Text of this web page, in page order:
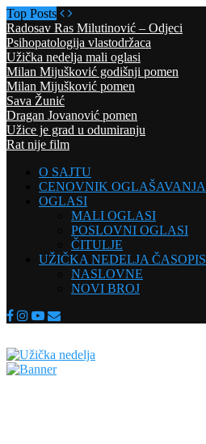
Top Posts
Radosav Ras Milutinović – Odjeci
Psihopatologija vlastodržaca
Užička nedelja mali oglasi
Milan Mijušković godišnji pomen
Milan Mijušković pomen
Sava Žunić
Dragan Jovanović pomen
Užice je grad u odumiranju
Rat nije film
O SAJTU
CENOVNIK OGLAŠAVANJA
OGLASI
MALI OGLASI
POSLOVNI OGLASI
ČITULJE
UŽIČKA NEDELJA ČASOPIS
NASLOVNE
NOVI BROJ